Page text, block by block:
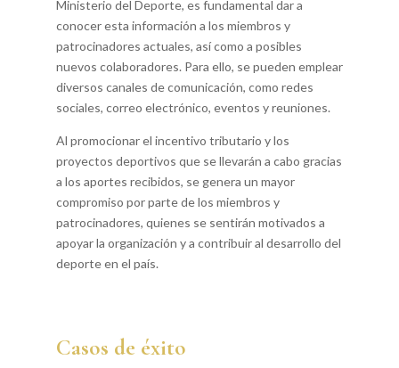
Ministerio del Deporte, es fundamental dar a
conocer esta información a los miembros y
patrocinadores actuales, así como a posibles
nuevos colaboradores. Para ello, se pueden emplear
diversos canales de comunicación, como redes
sociales, correo electrónico, eventos y reuniones.
Al promocionar el incentivo tributario y los
proyectos deportivos que se llevarán a cabo gracias
a los aportes recibidos, se genera un mayor
compromiso por parte de los miembros y
patrocinadores, quienes se sentirán motivados a
apoyar la organización y a contribuir al desarrollo del
deporte en el país.
Casos de éxito